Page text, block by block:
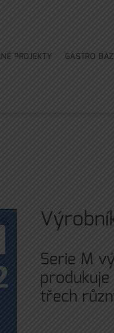
PROJEKTY GASTRO
🔍
Serie M
produkuje
třech